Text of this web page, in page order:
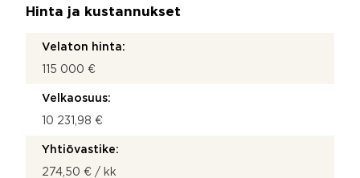
Hinta ja kustannukset
Velaton hinta:
115 000 €
Velkaosuus:
10 231,98 €
Yhtiövastike:
274,50 € / kk